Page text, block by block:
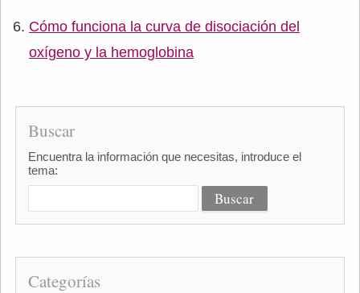
Cómo funciona la curva de disociación del
oxígeno y la hemoglobina
Buscar
Encuentra la información que necesitas, introduce el
tema:
Categorías